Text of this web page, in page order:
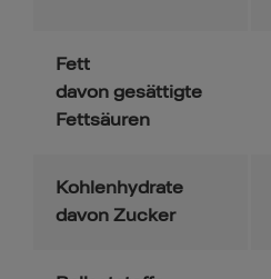
Fett
davon gesättigte
Fettsäuren
Kohlenhydrate
davon Zucker